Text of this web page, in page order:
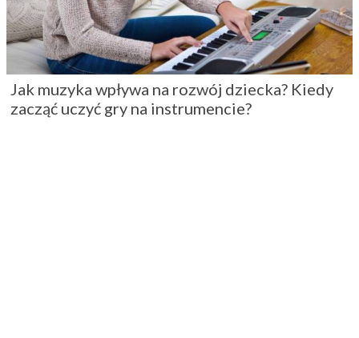
Jak muzyka wpływa na rozwój dziecka? Kiedy
zacząć uczyć gry na instrumencie?